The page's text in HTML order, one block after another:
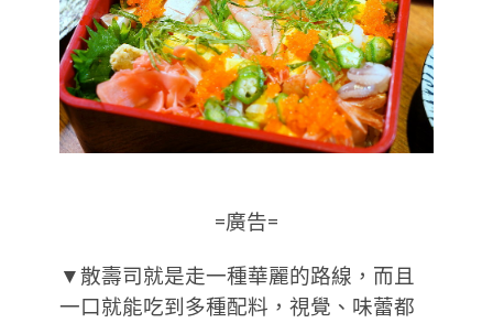
=廣告=
▼散壽司就是走一種華麗的路線，而且
一口就能吃到多種配料，視覺、味蕾都